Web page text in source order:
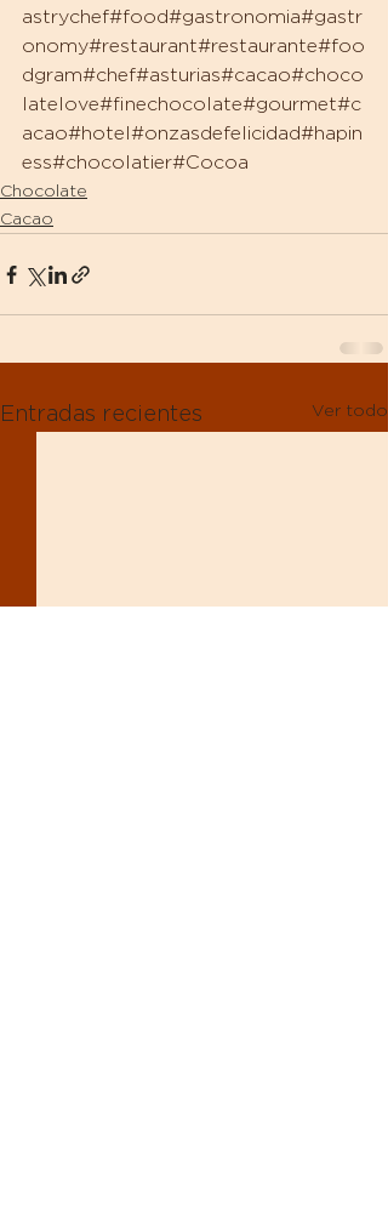
astrychef#food#gastronomia#gastr
onomy#restaurant#restaurante#foo
dgram#chef#asturias#cacao#choco
latelove#finechocolate#gourmet#c
acao#hotel#onzasdefelicidad#hapin
ess#chocolatier#Cocoa
Chocolate
Cacao
Entradas recientes Ver todo